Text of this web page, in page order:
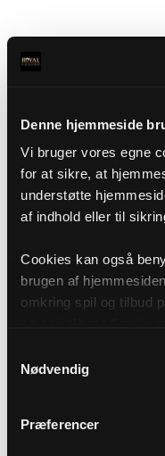
Denne hjemmeside
Vi bruger vores egne
for at sikre, at
understøtte
af indhold eller til
Cookies kan også
brugen af
omkring spil og tilbud
af cookies under
vores Cookiepolitik,
Nødvendig
Præferencer